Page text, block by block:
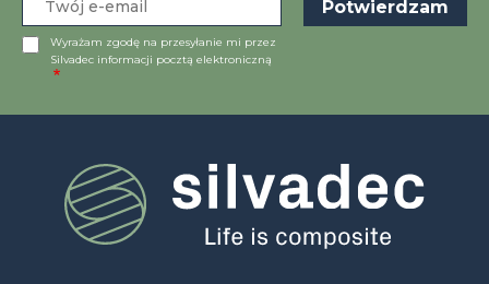
Wyrażam zgodę na przesyłanie mi przez
Silvadec informacji pocztą elektroniczną